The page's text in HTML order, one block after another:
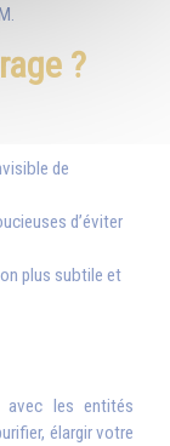
?
de
d’éviter
plus subtile et
avec les entités
élargir votre